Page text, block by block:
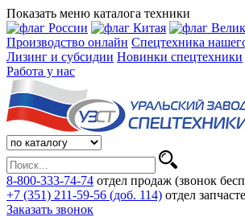
Показать меню каталога техники
Производство онлайн Спецтехника
Лизинг и субсидии Новинки спецтехники
Работа у нас
8-800-333-74-74 отдел продаж (звонок
+7 (351) 211-59-56 (доб. 114) отдел
Заказать звонок